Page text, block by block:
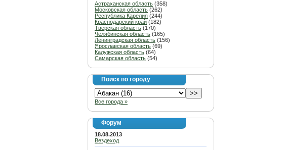
Астраханская область (358)
Московская область (262)
Республика Карелия (244)
Краснодарский край (182)
Тверская область (170)
Челябинская область (165)
Ленинградская область (156)
Ярославская область (69)
Калужская область (64)
Самарская область (54)
Поиск по городу
Все города »
Форум
18.08.2013
Вездеход